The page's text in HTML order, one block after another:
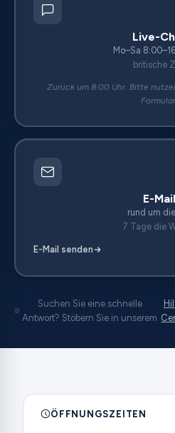
Live-
Mo–Sa
britische
Zurück um 8:00 Uhr. Bitte
E-Mail
rund um
7 Tage die
E-Mail senden
Suchen Sie eine schnelle
Antwort? Stöbern Sie in unserem
ÖFFNUNGSZEITEN